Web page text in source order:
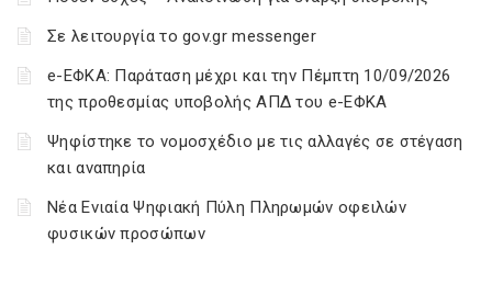
Σε λειτουργία το gov.gr messenger
e-ΕΦΚΑ: Παράταση μέχρι και την Πέμπτη 10/09/2026
της προθεσμίας υποβολής ΑΠΔ του e-ΕΦΚΑ
Ψηφίστηκε το νομοσχέδιο με τις αλλαγές σε στέγαση
και αναπηρία
Νέα Ενιαία Ψηφιακή Πύλη Πληρωμών οφειλών
φυσικών προσώπων